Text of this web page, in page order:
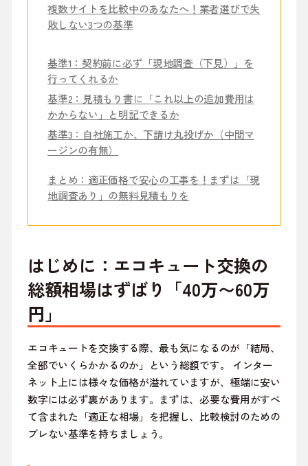
複数サイトを比較中のあなたへ！業者選びで失
敗しない3つの基準
基準1：契約前に必ず「現地調査（下見）」を
行ってくれるか
基準2：見積もり書に「これ以上の追加費用は
かからない」と明記できるか
基準3：自社施工か、下請け丸投げか（中間マ
ージンの有無）
まとめ：適正価格で安心の工事を！まずは「現
地調査あり」の無料見積もりを
はじめに：エコキュート交換の
総額相場はずばり「40万〜60万
円」
エコキュートを交換する際、最も気になるのが「結局、
全部でいくらかかるのか」という総額です。 インター
ネット上には様々な価格が溢れていますが、極端に安い
数字には必ず裏があります。まずは、必要な費用がすべ
て含まれた「適正な相場」を把握し、比較検討のための
ブレない基準を持ちましょう。